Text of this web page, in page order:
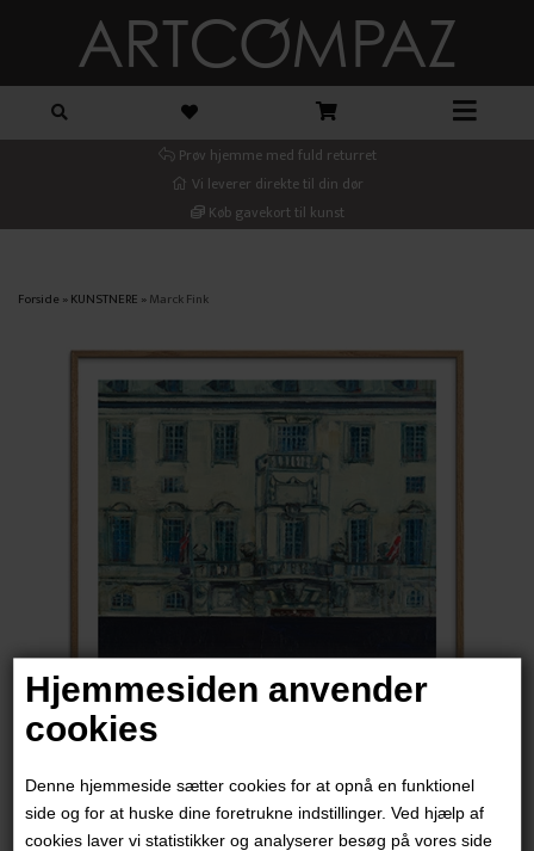
Hjemmesiden anvender
cookies
Denne hjemmeside sætter cookies for at opnå en funktionel
side og for at huske dine foretrukne indstillinger. Ved hjælp af
cookies laver vi statistikker og analyserer besøg på vores side
Prøv hjemme med fuld returret
Vi leverer direkte til din dør
Køb gavekort til kunst
Forside »KUNSTNERE »Marck Fink